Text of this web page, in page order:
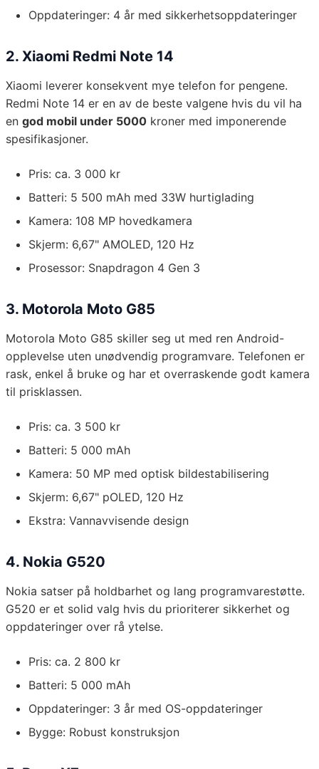
Oppdateringer: 4 år med sikkerhetsoppdateringer
2. Xiaomi Redmi Note 14
Xiaomi leverer konsekvent mye telefon for pengene.
Redmi Note 14 er en av de beste valgene hvis du vil ha
en god mobil under 5000 kroner med imponerende
spesifikasjoner.
Pris: ca. 3 000 kr
Batteri: 5 500 mAh med 33W hurtiglading
Kamera: 108 MP hovedkamera
Skjerm: 6,67" AMOLED, 120 Hz
Prosessor: Snapdragon 4 Gen 3
3. Motorola Moto G85
Motorola Moto G85 skiller seg ut med ren Android-
opplevelse uten unødvendig programvare. Telefonen er
rask, enkel å bruke og har et overraskende godt kamera
til prisklassen.
Pris: ca. 3 500 kr
Batteri: 5 000 mAh
Kamera: 50 MP med optisk bildestabilisering
Skjerm: 6,67" pOLED, 120 Hz
Ekstra: Vannavvisende design
4. Nokia G520
Nokia satser på holdbarhet og lang programvarestøtte.
G520 er et solid valg hvis du prioriterer sikkerhet og
oppdateringer over rå ytelse.
Pris: ca. 2 800 kr
Batteri: 5 000 mAh
Oppdateringer: 3 år med OS-oppdateringer
Bygge: Robust konstruksjon